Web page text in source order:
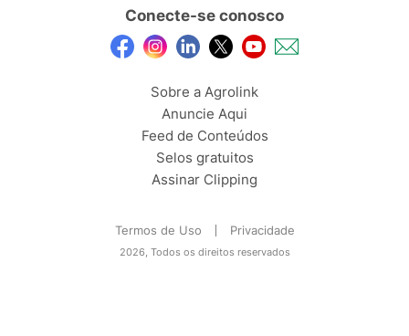
Conecte-se conosco
Sobre a Agrolink
Anuncie Aqui
Feed de Conteúdos
Selos gratuitos
Assinar Clipping
Termos de Uso Privacidade
2026, Todos os direitos reservados